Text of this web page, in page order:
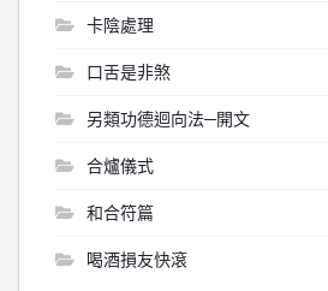
卡陰處理
口舌是非煞
另類功德迴向法─開文
合爐儀式
和合符篇
喝酒損友快滾